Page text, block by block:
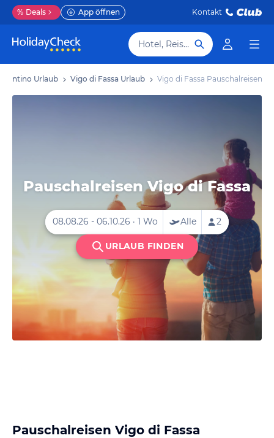
% Deals App öffnen Kontakt
Hotel, Reiseziel
Trentino Urlaub Vigo di Fassa Urlaub Vigo di Fassa Pauschalreisen
Pauschalreisen Vigo di Fassa
Pauschalreisen Vigo di Fassa